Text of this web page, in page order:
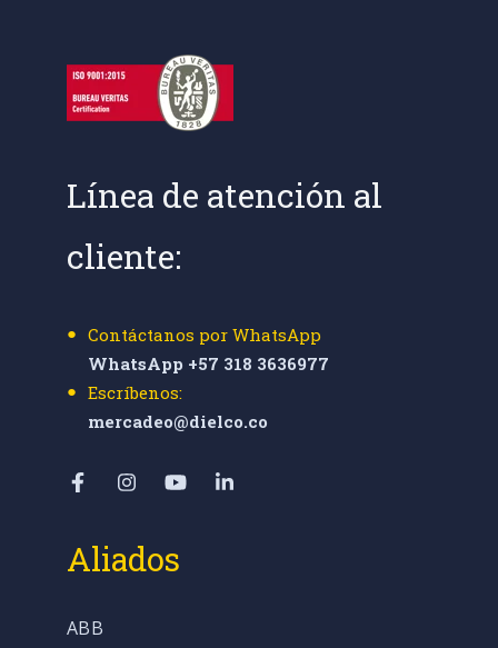
Línea de atención al
cliente:
Contáctanos por WhatsApp
WhatsApp +57 318 3636977
Escríbenos:
mercadeo@dielco.co
Aliados
ABB